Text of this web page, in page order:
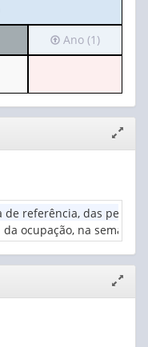
Irá
para
(possui
apenas
valor):
(1)
Ano (1)
janela
referência, das
ocupação, na semana
janela